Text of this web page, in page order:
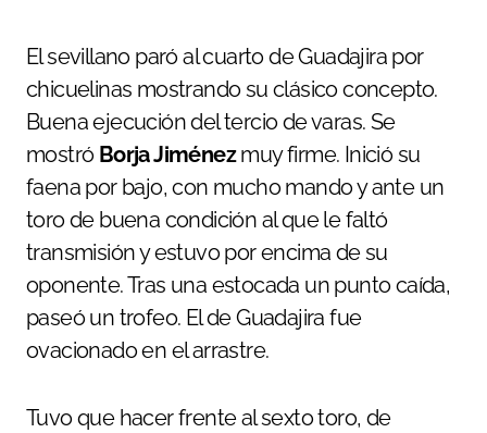
El sevillano paró al cuarto de Guadajira por
chicuelinas mostrando su clásico concepto.
Buena ejecución del tercio de varas. Se
mostró Borja Jiménezmuy firme. Inició su
faena por bajo, con mucho mando y ante un
toro de buena condición al que le faltó
transmisión y estuvo por encima de su
oponente. Tras una estocada un punto caída,
paseó un trofeo. El de Guadajira fue
ovacionado en el arrastre.
Tuvo que hacer frente al sexto toro, de